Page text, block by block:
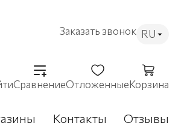
Заказать звонок RU
СравнениеОтложенныеКорзина
Контакты Отзывы